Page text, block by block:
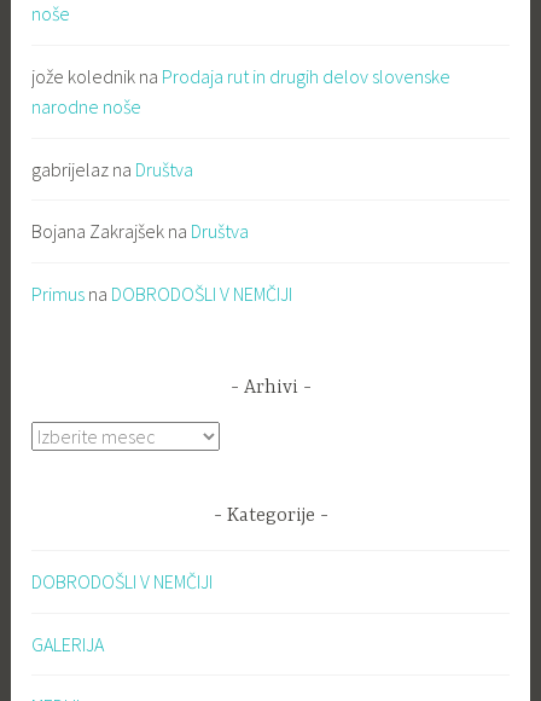
noše
jože kolednik na Prodaja rut in drugih delov slovenske
narodne noše
gabrijelaz na Društva
Bojana Zakrajšek na Društva
Primus na DOBRODOŠLI V NEMČIJI
Arhivi
Arhivi
Kategorije
DOBRODOŠLI V NEMČIJI
GALERIJA